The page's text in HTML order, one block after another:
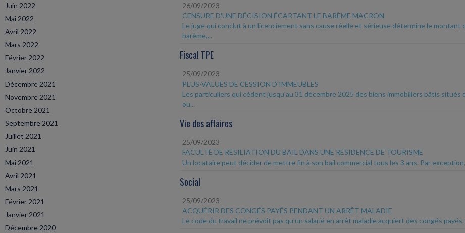
Juin 2022
Mai 2022
Avril 2022
Mars 2022
Février 2022
Janvier 2022
Décembre 2021
Novembre 2021
Octobre 2021
Septembre 2021
Juillet 2021
Juin 2021
Mai 2021
Avril 2021
Mars 2021
Février 2021
Janvier 2021
Décembre 2020
26/09/2023
CENSURE D'UNE DÉCISION ÉCARTANT LE BARÈME MACRON
Le juge qui conclut à un licenciement sans cause réelle et sérieuse détermine le montant
barème,...
Fiscal TPE
25/09/2023
PLUS-VALUES DE CESSION D'IMMEUBLES
Les particuliers qui cèdent jusqu'au 31 décembre 2025 des biens immobiliers bâtis
ou...
Vie des affaires
25/09/2023
FACULTÉ DE RÉSILIATION DU BAIL DANS UNE RÉSIDENCE DE TOURISME
Un locataire peut décider de mettre fin à son bail commercial tous les 3 ans. Par
Social
25/09/2023
ACQUÉRIR DES CONGÉS PAYÉS PENDANT UN ARRÊT MALADIE
Le code du travail ne prévoit pas qu'un salarié en arrêt maladie acquiert des congés